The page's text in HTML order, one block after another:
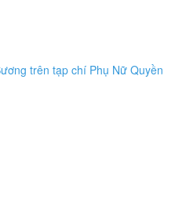
trên tạp chí Phụ Nữ Quyền